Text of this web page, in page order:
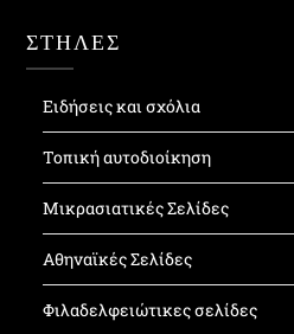
ΣΤΗΛΕΣ
Ειδήσεις και σχόλια
Τοπική αυτοδιοίκηση
Μικρασιατικές Σελίδες
Αθηναϊκές Σελίδες
Φιλαδελφειώτικες σελίδες